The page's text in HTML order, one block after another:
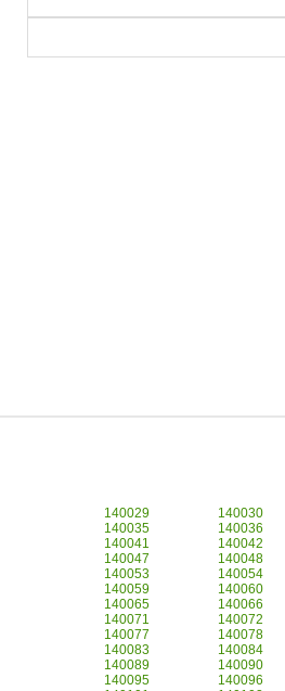
140029 140030
140035
140036
140041
140042
140047
140048
140053
140054
140059
140060
140065
140066
140071
140072
140077
140078
140083
140084
140089
140090
140095
140096